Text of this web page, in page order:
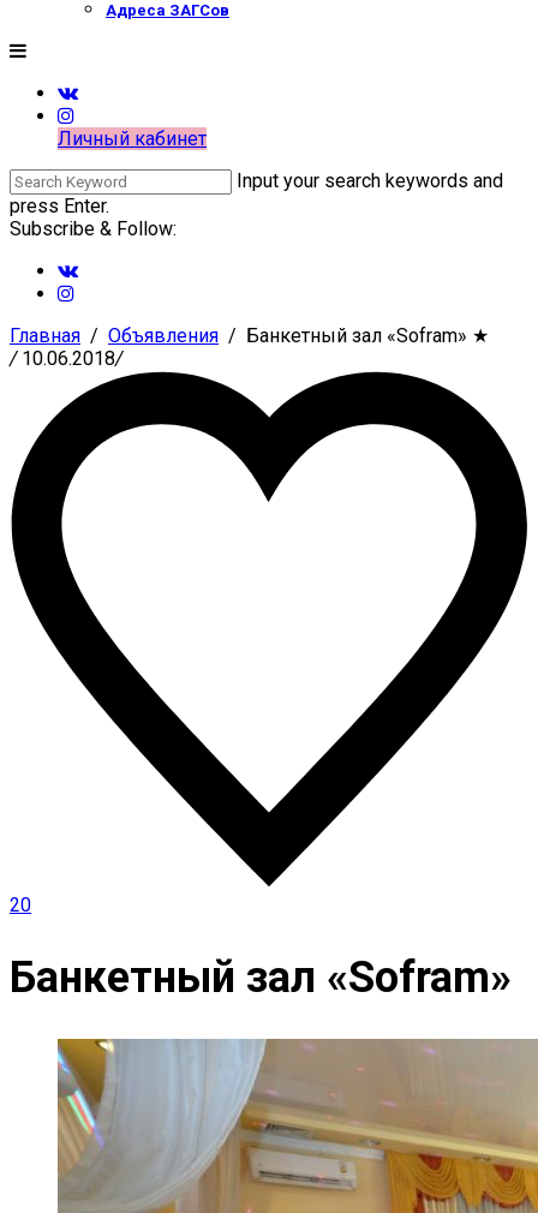
Адреса ЗАГСов
Личный кабинет
Input your search keywords and
press Enter.
Subscribe & Follow:
Главная Объявления Банкетный зал «Sofram» ★
/ 10.06.2018/
20
Банкетный зал «Sofram»